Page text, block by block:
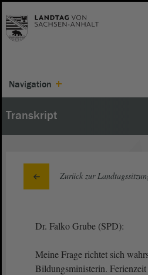
Navigation
Transkript
Zurück zur
Dr. Falko Grube (SPD):
Meine Frage richtet sich
Bildungsministerin. Ferienzeit